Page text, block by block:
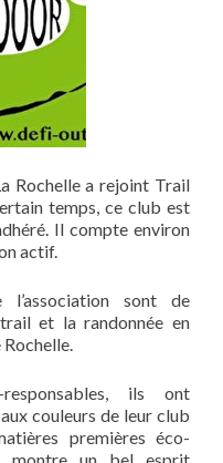
Rochelle a rejoint Trail
temps, ce club est
Il compte environ
actif.
sont de
et la randonnée en
ils ont
couleurs de leur club
premières éco-